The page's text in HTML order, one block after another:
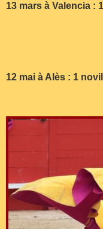
13 mars à Valencia :
12 mai à Alès : 1